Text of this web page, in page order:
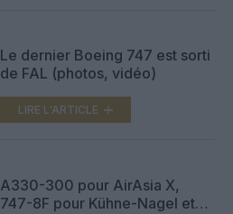
Le dernier Boeing 747 est sorti
de FAL (photos, vidéo)
LIRE L'ARTICLE
A330-300 pour AirAsia X,
747-8F pour Kühne-Nagel et